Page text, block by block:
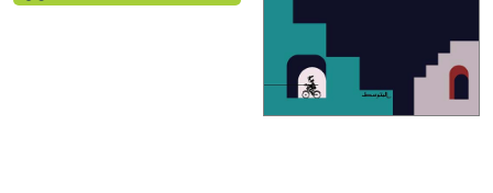
صندوق
القراءة
English
أسئلة
يتكرر
طرحها
masmu3
على
Android
إختياراتنا
تعليمية
والعناية
الشخصية
جديد